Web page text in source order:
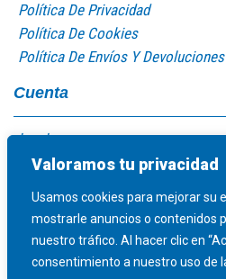
Valoramos tu privacidad
Usamos cookies para mejorar su
mostrarle anuncios o contenidos
nuestro tráfico. Al hacer clic en
consentimiento a nuestro uso de
Política De Privacidad
Política De Cookies
Política De Envíos Y Devoluciones
Cuenta
Log In
Mi Cuenta